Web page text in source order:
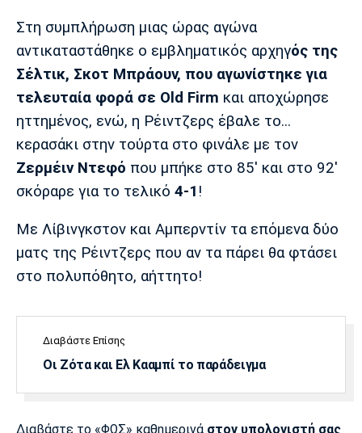
Πόρτο Μπενφίκα
Στη συμπλήρωση μιας ώρας αγώνα
αντικαταστάθηκε ο εμβληματικός αρχηγός της
Σέλτικ, Σκοτ Μπράουν, που αγωνίστηκε για
τελευταία φορά σε Old Firm και αποχώρησε
ηττημένος, ενώ, η Ρέιντζερς έβαλε το...
κερασάκι στην τούρτα στο φινάλε με τον
Ζερμέιν Ντεφό που μπήκε στο 85' και στο 92'
σκόραρε για το τελικό 4-1 !
Με Λίβινγκστον και Αμπερντίν τα επόμενα δύο
ματς της Ρέιντζερς που αν τα πάρει θα φτάσει
στο πολυπόθητο, αήττητο!
Διαβάστε Επίσης
Οι Ζότα και Ελ Κααμπί το παράδειγμα
Διαβάστε το «ΦΩΣ» καθημερινά στον υπολογιστή σας